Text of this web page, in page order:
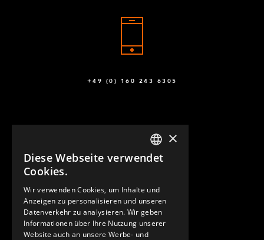
+49 (0) 160 243 6305
KONTAKT
ENGLISH
×
Diese Webseite verwendet
Cookies.
Wir verwenden Cookies, um Inhalte und
Anzeigen zu personalisieren und unseren
Datenverkehr zu analysieren. Wir geben
Informationen über Ihre Nutzung unserer
Website auch an unsere Werbe- und